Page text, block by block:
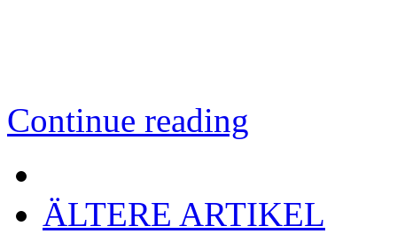
Continue reading
ÄLTERE ARTIKEL